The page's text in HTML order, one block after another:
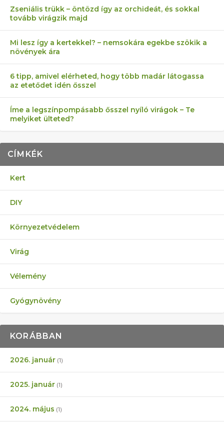
Zseniális trükk – öntözd így az orchideát, és sokkal
tovább virágzik majd
Mi lesz így a kertekkel? – nemsokára egekbe szökik a
növények ára
6 tipp, amivel elérheted, hogy több madár látogassa
az etetődet idén ősszel
Íme a legszínpompásabb ősszel nyíló virágok – Te
melyiket ülteted?
CÍMKÉK
Kert
DIY
Környezetvédelem
Virág
Vélemény
Gyógynövény
KORÁBBAN
2026. január (1)
2025. január (1)
2024. május (1)